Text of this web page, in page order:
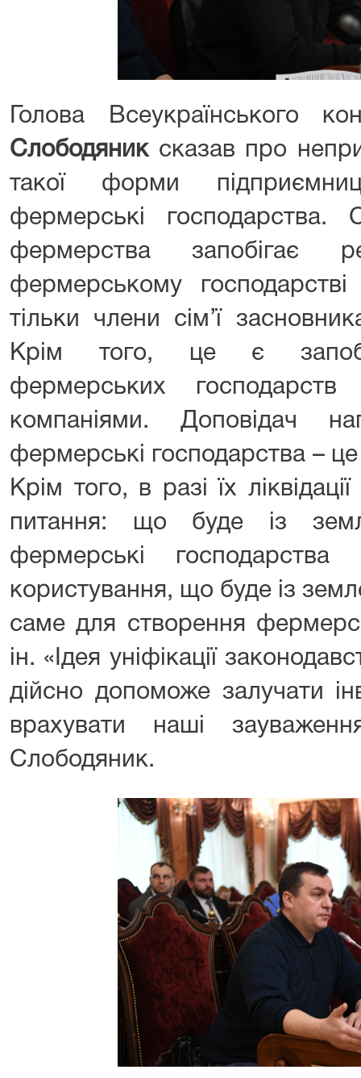
Голова Всеукраїнського
Слободяниксказав про
такої форми
фермерські господарства.
фермерства запобігає
фермерському
тільки члени сім’ї
Крім того, це є
фермерських
компаніями. Доповідач
фермерські господарства –
Крім того, в разі їх
питання: що буде із
фермерські господарства
користування, що буде із
саме для створення
ін. «Ідея уніфікації
дійсно допоможе залучати
врахувати наші
Слободяник.